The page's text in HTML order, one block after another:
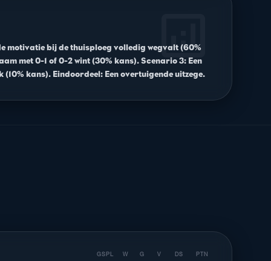
analytics
motivatie bij de thuisploeg volledig wegvalt (60%
met 0-1 of 0-2 wint (30% kans). Scenario 3: Een
kans). Eindoordeel: Een overtuigende uitzege.
GSPL W G V DS PTN